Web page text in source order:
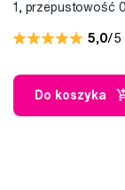
1, przepustowość
6 szt
5,0/5
Do koszyka